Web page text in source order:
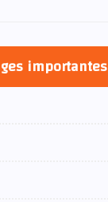
importantes